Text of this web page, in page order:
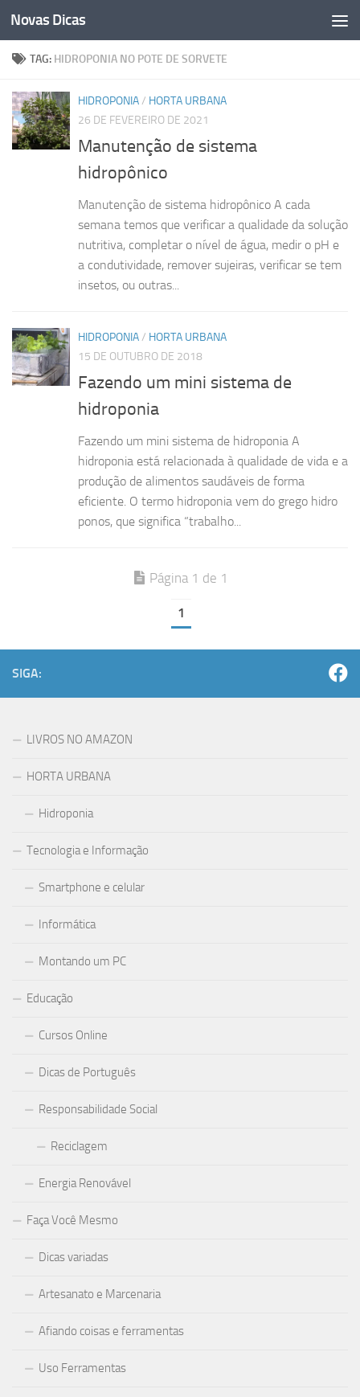
Skip to content
Novas Dicas
TAG: HIDROPONIA NO POTE DE SORVETE
HIDROPONIA/ HORTA URBANA
26 DE FEVEREIRO DE 2021
Manutenção de sistema
hidropônico
Manutenção de sistema hidropônico A cada
semana temos que verificar a qualidade da solução
nutritiva, completar o nível de água, medir o pH e
a condutividade, remover sujeiras, verificar se tem
insetos, ou outras...
HIDROPONIA/ HORTA URBANA
15 DE OUTUBRO DE 2018
Fazendo um mini sistema de
hidroponia
Fazendo um mini sistema de hidroponia A
hidroponia está relacionada à qualidade de vida e a
produção de alimentos saudáveis de forma
eficiente. O termo hidroponia vem do grego hidro
ponos, que significa “trabalho...
Página 1 de 1
1
SIGA:
LIVROS NO AMAZON
HORTA URBANA
Hidroponia
Tecnologia e Informação
Smartphone e celular
Informática
Montando um PC
Educação
Cursos Online
Dicas de Português
Responsabilidade Social
Reciclagem
Energia Renovável
Faça Você Mesmo
Dicas variadas
Artesanato e Marcenaria
Afiando coisas e ferramentas
Uso Ferramentas